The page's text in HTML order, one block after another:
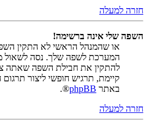
חזרה למעלה
השפה שלי אינה ברשימה!
או שהמנהל הראשי לא התקין
המערכת לשפה שלך. נסה לשאול
להתקין את חבילת השפה שאתה
קיימת, תרגיש חופשי ליצור
באתר phpBB
®.
חזרה למעלה